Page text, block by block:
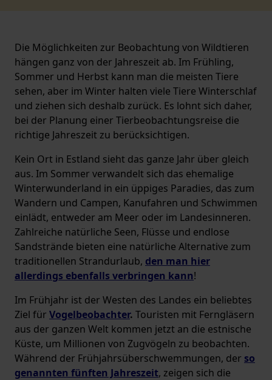
Die Möglichkeiten zur Beobachtung von Wildtieren
hängen ganz von der Jahreszeit ab. Im Frühling,
Sommer und Herbst kann man die meisten Tiere
sehen, aber im Winter halten viele Tiere Winterschlaf
und ziehen sich deshalb zurück. Es lohnt sich daher,
bei der Planung einer Tierbeobachtungsreise die
richtige Jahreszeit zu berücksichtigen.
Kein Ort in Estland sieht das ganze Jahr über gleich
aus. Im Sommer verwandelt sich das ehemalige
Winterwunderland in ein üppiges Paradies, das zum
Wandern und Campen, Kanufahren und Schwimmen
einlädt, entweder am Meer oder im Landesinneren.
Zahlreiche natürliche Seen, Flüsse und endlose
Sandstrände bieten eine natürliche Alternative zum
traditionellen Strandurlaub, den man hier
allerdings ebenfalls verbringen kann!
Im Frühjahr ist der Westen des Landes ein beliebtes
Ziel für Vogelbeobachter. Touristen mit Ferngläsern
aus der ganzen Welt kommen jetzt an die estnische
Küste, um Millionen von Zugvögeln zu beobachten.
Während der Frühjahrsüberschwemmungen, der so
genannten fünften Jahreszeit, zeigen sich die